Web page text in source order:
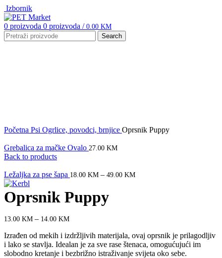
Izbornik
0 proizvoda 0 proizvoda / 0.00 KM
Search
Početna Psi Ogrlice, povodci, brnjice Oprsnik Puppy
Grebalica za mačke Ovalo 27.00 KM
Back to products
Ležaljka za pse šapa 18.00 KM – 49.00 KM
Oprsnik Puppy
13.00 KM – 14.00 KM
Izrađen od mekih i izdržljivih materijala, ovaj oprsnik je prilagodljiv
i lako se stavlja. Idealan je za sve rase štenaca, omogućujući im
slobodno kretanje i bezbrižno istraživanje svijeta oko sebe.